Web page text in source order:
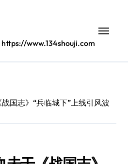
www.134shouji.com
国志》“兵临城下”上线引风波